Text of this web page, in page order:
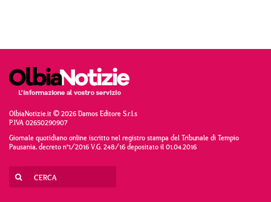
OlbiaNotizie.it © 2026 Damos Editore S.r.l.s
P.IVA 02650290907
Giornale quotidiano online iscritto nel registro stampa del Tribunale di Tempio
Pausania, decreto n°1/2016 V.G. 248/16 depositato il 01.04.2016